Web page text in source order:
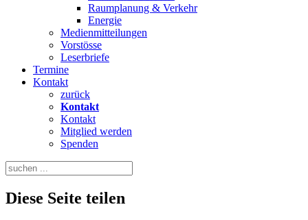
Raumplanung & Verkehr
Energie
Medienmitteilungen
Vorstösse
Leserbriefe
Termine
Kontakt
zurück
Kontakt
Kontakt
Mitglied werden
Spenden
Diese Seite teilen